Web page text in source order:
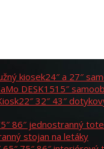
kiosek24″ a 27″
DESK1515″
22″ 32″ 43″
86″ jednostranný
stojan na letáky